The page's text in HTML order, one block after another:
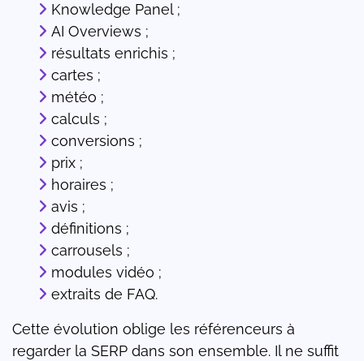
Knowledge Panel ;
AI Overviews ;
résultats enrichis ;
cartes ;
météo ;
calculs ;
conversions ;
prix ;
horaires ;
avis ;
définitions ;
carrousels ;
modules vidéo ;
extraits de FAQ.
Cette évolution oblige les référenceurs à
regarder la SERP dans son ensemble. Il ne suffit